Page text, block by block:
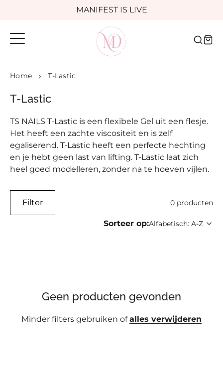
content
MANIFEST IS LIVE
Voor 16:00 besteld, morgen in huis
Home T-Lastic
T-Lastic
TS NAILS T-Lastic is een flexibele Gel uit een flesje.
Het heeft een zachte viscositeit en is zelf
egaliserend. T-Lastic heeft een perfecte hechting
en je hebt geen last van lifting. T-Lastic laat zich
heel goed modelleren, zonder na te hoeven vijlen.
Filter 0 producten
Sorteer op:Alfabetisch: A-Z
Geen producten gevonden
Minder filters gebruiken ofalles verwijderen